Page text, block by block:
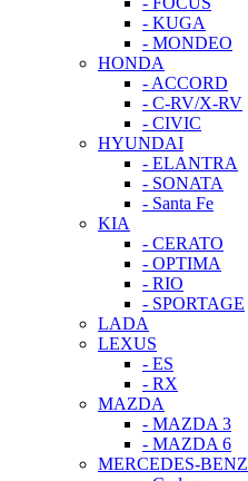
- KUGA
- MONDEO
HONDA
- ACCORD
- C-RV/X-RV
- CIVIC
HYUNDAI
- ELANTRA
- SONATA
- Santa Fe
KIA
- CERATO
- OPTIMA
- RIO
- SPORTAGE
LADA
LEXUS
- ES
- RX
MAZDA
- MAZDA 3
- MAZDA 6
MERCEDES-BENZ